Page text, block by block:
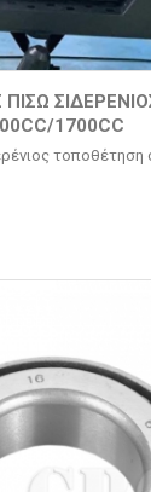
1700CC
τοποθέτηση